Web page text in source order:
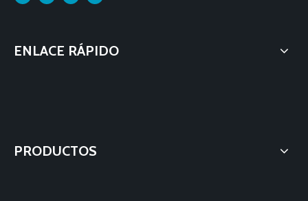
ENLACE RÁPIDO
PRODUCTOS